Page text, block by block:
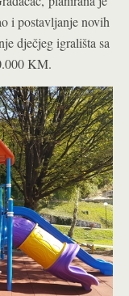
i postavljanje novih
dječjeg igrališta sa
KM.